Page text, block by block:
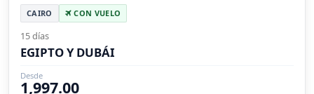
CAIRO CON VUELO
15 días
EGIPTO Y DUBÁI
Desde
1,997.00